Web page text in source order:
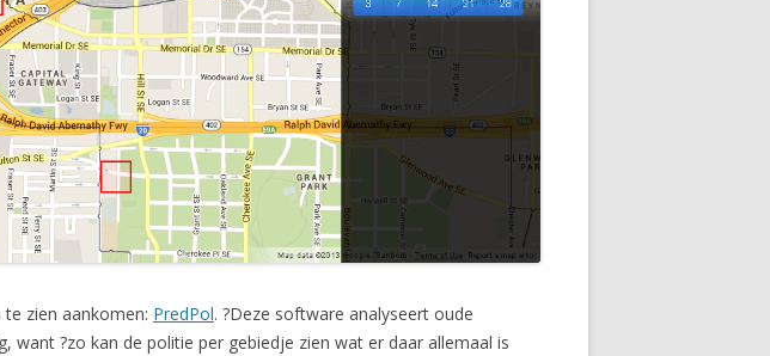
zien aankomen: PredPol. ?Deze software analyseert oude
want ?zo kan de politie per gebiedje zien wat er daar allemaal is